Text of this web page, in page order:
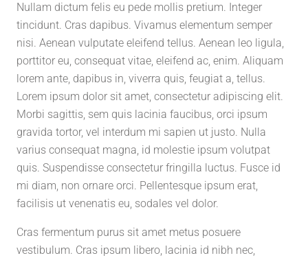
Nullam dictum felis eu pede mollis pretium. Integer
tincidunt. Cras dapibus. Vivamus elementum semper
nisi. Aenean vulputate eleifend tellus. Aenean leo ligula,
porttitor eu, consequat vitae, eleifend ac, enim. Aliquam
lorem ante, dapibus in, viverra quis, feugiat a, tellus.
Lorem ipsum dolor sit amet, consectetur adipiscing elit.
Morbi sagittis, sem quis lacinia faucibus, orci ipsum
gravida tortor, vel interdum mi sapien ut justo. Nulla
varius consequat magna, id molestie ipsum volutpat
quis. Suspendisse consectetur fringilla luctus. Fusce id
mi diam, non ornare orci. Pellentesque ipsum erat,
facilisis ut venenatis eu, sodales vel dolor.
Cras fermentum purus sit amet metus posuere
vestibulum. Cras ipsum libero, lacinia id nibh nec,